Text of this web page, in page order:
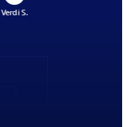
Verdi S.